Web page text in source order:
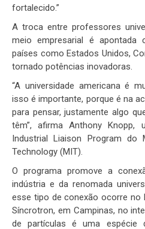
fortalecido.”
A troca entre professores
meio empresarial é
países como Estados Unidos,
tornado potências inovadoras.
“A universidade americana é
isso é importante, porque é na
para pensar, justamente algo
têm”, afirma Anthony Knopp,
Industrial Liaison Program do
Technology (MIT).
O programa promove a
indústria e da renomada
esse tipo de conexão ocorre no
Síncrotron, em Campinas, no
de partículas é uma espécie